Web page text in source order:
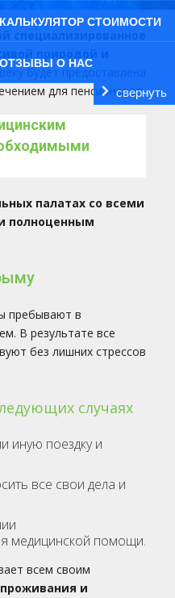
КАЛЬКУЛЯТОР СТОИМОСТИ
ОТЗЫВЫ О НАС
свернуть
специализированное
природой и
будет предоставлена
для пенсионеров.
палатах со всеми
полноценным
пребывают в
В результате все
без лишних стрессов
случаях
иную поездку и
все свои дела и
медицинской помощи.
всем своим
и